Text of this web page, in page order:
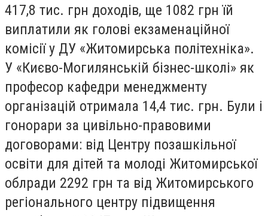
417,8 тис. грн доходів, ще 1082 грн їй
виплатили як голові екзаменаційної
комісії у ДУ «Житомирська політехніка».
У «Києво-Могилянській бізнес-школі» як
професор кафедри менеджменту
організацій отримала 14,4 тис. грн. Були і
гонорари за цивільно-правовими
договорами: від Центру позашкільної
освіти для дітей та молоді Житомирської
облради 2292 грн та від Житомирського
регіонального центру підвищення